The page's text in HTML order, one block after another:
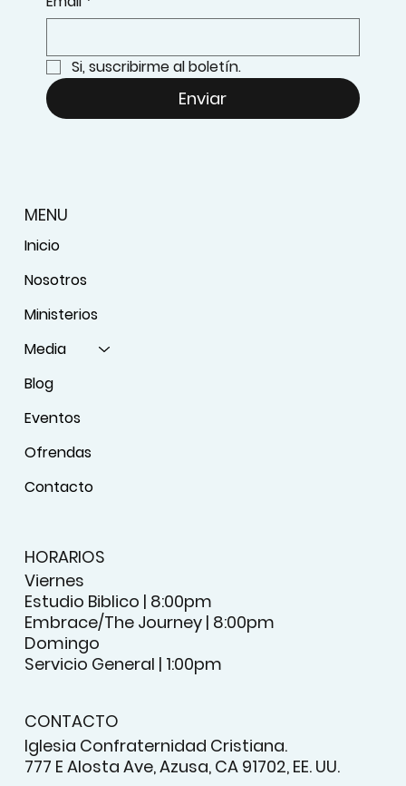
Si, suscribirme al boletín.
Enviar
MENU
Inicio
Nosotros
Ministerios
Media
Blog
Eventos
Ofrendas
Contacto
HORARIOS
Viernes
Estudio Biblico | 8:00pm
Embrace/The Journey | 8:00pm
Domingo
Servicio General | 1:00pm
CONTACTO
Iglesia Confraternidad Cristiana.
777 E Alosta Ave, Azusa, CA 91702, EE. UU.